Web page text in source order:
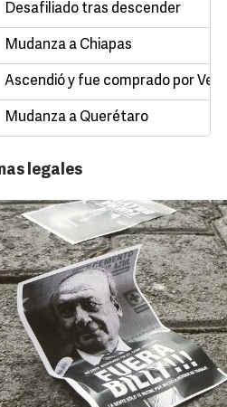
Desafiliado tras descender
Mudanza a Chiapas
Ascendió y fue comprado por
Mudanza a Querétaro
legales